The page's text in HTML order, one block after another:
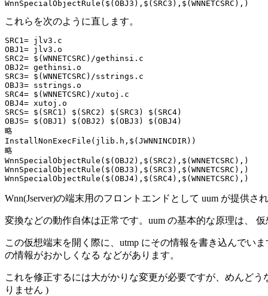
これらを次のように直します。
SRC1= jlv3.c
OBJ1= jlv3.o
SRC2= $(WNNETCSRC)/gethinsi.c
OBJ2= gethinsi.o
SRC3= $(WNNETCSRC)/sstrings.c
OBJ3= sstrings.o
SRC4= $(WNNETCSRC)/xutoj.c
OBJ4= xutoj.o
SRCS= $(SRC1) $(SRC2) $(SRC3) $(SRC4)
OBJS= $(OBJ1) $(OBJ2) $(OBJ3) $(OBJ4)
略
InstallNonExecFile(jlib.h,$(JWNNINCDIR))
略
WnnSpecialObjectRule($(OBJ2),$(SRC2),$(WNNETCSRC),)
WnnSpecialObjectRule($(OBJ3),$(SRC3),$(WNNETCSRC),)
Wnn(Jserver)の端末用のフロントエンドとして uum が提供
変換などの動作自体は正常です。uum の基本的な原理は、
この仮想端末を開く際に、utmp にその情報を書き込んでい
の情報がおかしくなる などがあります。
これを修正するには大がかりな変更が必要ですが、めんどう
りません )